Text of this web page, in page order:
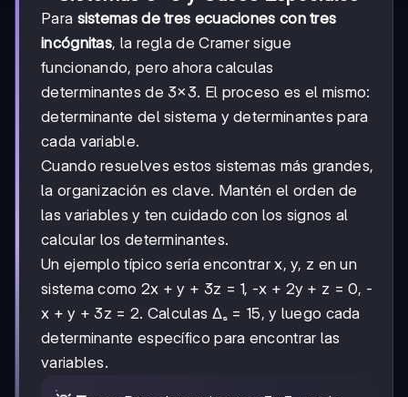
Para sistemas de tres ecuaciones con tres
incógnitas, la regla de Cramer sigue
funcionando, pero ahora calculas
determinantes de 3×3. El proceso es el mismo:
determinante del sistema y determinantes para
cada variable.
Cuando resuelves estos sistemas más grandes,
la organización es clave. Mantén el orden de
las variables y ten cuidado con los signos al
calcular los determinantes.
Un ejemplo típico sería encontrar x, y, z en un
sistema como 2x + y + 3z = 1, -x + 2y + z = 0, -
x + y + 3z = 2. Calculas Δₛ = 15, y luego cada
determinante específico para encontrar las
variables.